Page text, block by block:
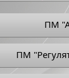
ПМ
ПМ